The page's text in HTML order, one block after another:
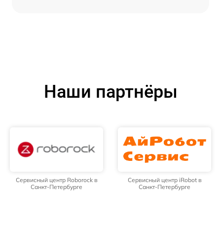
Наши партнёры
Сервисный центр Roborock в
Санкт-Петербурге
Сервисный центр iRobot в
Санкт-Петербурге